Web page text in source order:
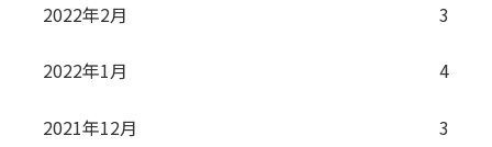
2022年2月 3
2022年1月 4
2021年12月 3